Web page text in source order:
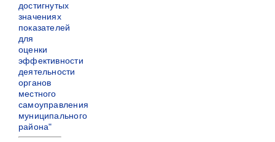
достигнутых
значениях
показателей
для
оценки
эффективности
деятельности
органов
местного
самоуправления
муниципального
района"